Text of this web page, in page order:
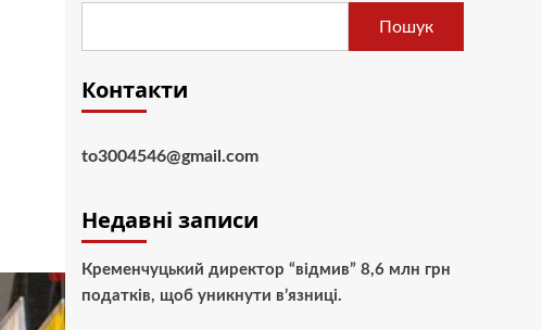
Пошук
Контакти
to3004546@gmail.com
Недавні записи
Кременчуцький директор “відмив” 8,6 млн грн
податків, щоб уникнути в’язниці.